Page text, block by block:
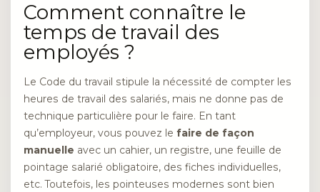
Comment connaître le
temps de travail des
employés ?
Le Code du travail stipule la nécessité de compter les
heures de travail des salariés, mais ne donne pas de
technique particulière pour le faire. En tant
qu’employeur, vous pouvez le faire de façon
manuelle avec un cahier, un registre, une feuille de
pointage salarié obligatoire, des fiches individuelles,
etc. Toutefois, les pointeuses modernes sont bien